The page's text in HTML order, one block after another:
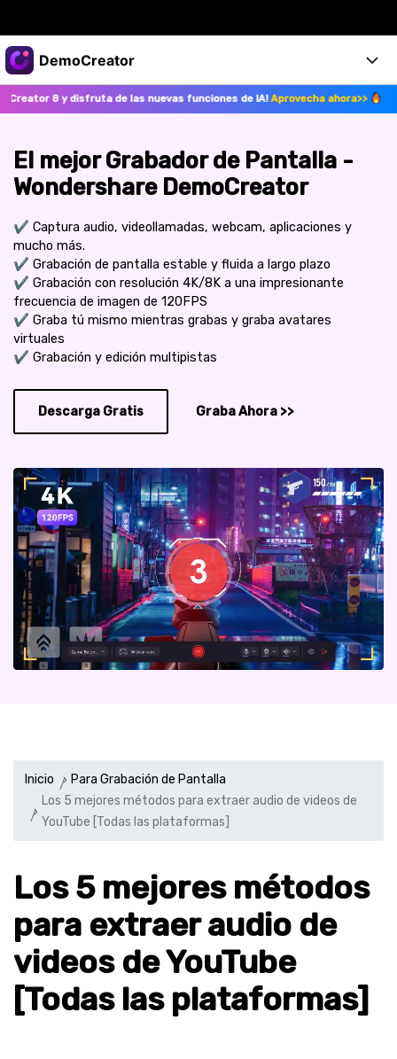
Productos destacados
Creatividad digital con AIGC
Utilidades
Empresas
Soluciones
Sala de prensa
Tienda
Soporte
DemoCreator
Productos
Características
IA
Características IA
Consejos sobre la IA
Soluciones
DemoCreator para
Blog
Encuentra más soluciones >
Ayuda
Empieza
Ayuda
Empresa
DESCARGAR
disfruta de las nuevas funciones de IA!Aprovecha ahora>> ¡Actualiza
El mejor Grabador de Pantalla -
Wondershare DemoCreator
✔ Captura audio, videollamadas, webcam, aplicaciones y
mucho más.
✔ Grabación de pantalla estable y fluida a largo plazo
✔ Grabación con resolución 4K/8K a una impresionante
frecuencia de imagen de 120FPS
✔ Graba tú mismo mientras grabas y graba avatares
virtuales
✔ Grabación y edición multipistas
Descarga Gratis Graba Ahora >>
Inicio
Para Grabación de Pantalla
Los 5 mejores métodos para extraer audio de videos de
YouTube [Todas las plataformas]
Los 5 mejores métodos
para extraer audio de
videos de YouTube
[Todas las plataformas]